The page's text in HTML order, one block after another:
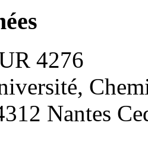
4276
Nantes